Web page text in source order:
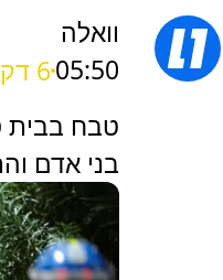
וואלה
05:506 דקות
טבח בבית
בני אדם